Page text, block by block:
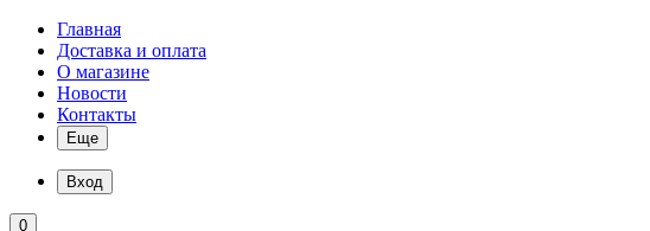
Главная
Доставка и оплата
О магазине
Новости
Контакты
Еще
Вход
0